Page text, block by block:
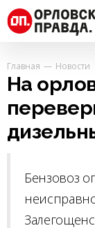
Главная Новости
На
Бензовоз